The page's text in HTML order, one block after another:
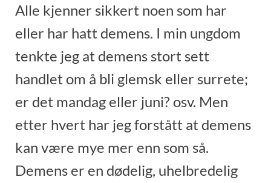
Alle kjenner sikkert noen som har
eller har hatt demens. I min ungdom
tenkte jeg at demens stort sett
handlet om å bli glemsk eller surrete;
er det mandag eller juni? osv. Men
etter hvert har jeg forstått at demens
kan være mye mer enn som så.
Demens er en dødelig, uhelbredelig